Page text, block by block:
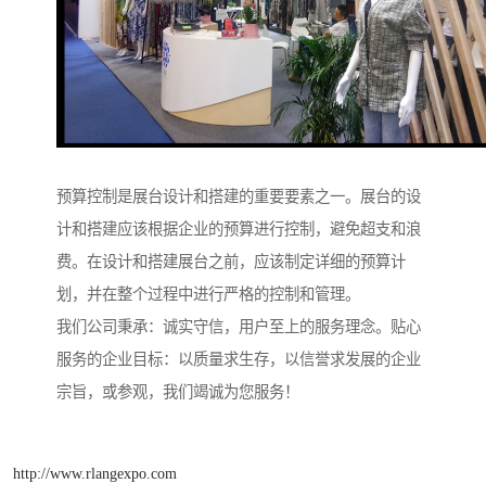
预算控制是展台设计和搭建的重要要素之一。展台的设
计和搭建应该根据企业的预算进行控制，避免超支和浪
费。在设计和搭建展台之前，应该制定详细的预算计
划，并在整个过程中进行严格的控制和管理。
我们公司秉承：诚实守信，用户至上的服务理念。贴心
服务的企业目标：以质量求生存，以信誉求发展的企业
宗旨，或参观，我们竭诚为您服务！
http://www.rlangexpo.com